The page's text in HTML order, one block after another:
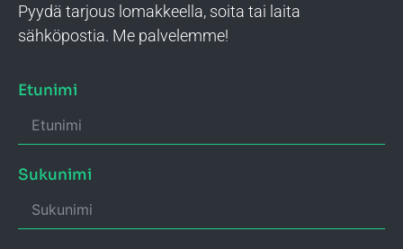
Pyydä tarjous lomakkeella, soita tai laita
sähköpostia. Me palvelemme!
Etunimi
Sukunimi